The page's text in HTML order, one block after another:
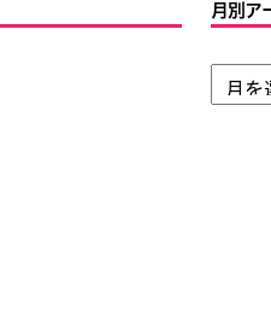
月別ア